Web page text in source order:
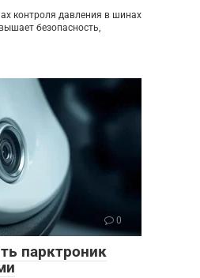
контроля давления в шинах
безопасность,
0
парктроник